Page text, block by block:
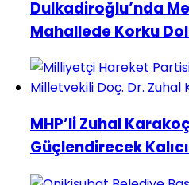
Dulkadiroğlu’nda
Mahallede Korku
MHP’li Zuhal
Güçlendirecek